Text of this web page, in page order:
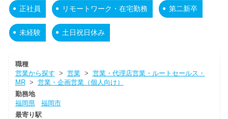
正社員 リモートワーク・在宅勤務 第二新卒
未経験 土日祝日休み
職種
営業から探す > 営業> 営業・代理店営業・ルートセールス・
MR> 営業・企画営業（個人向け）
勤務地
福岡県
福岡市
最寄り駅